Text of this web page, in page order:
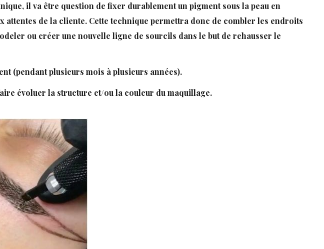
il va être question de fixer durablement un pigment sous la peau en
attentes de la cliente. Cette technique permettra donc de combler les endroits
ou créer une nouvelle ligne de sourcils dans le but de rehausser le
(pendant plusieurs mois à plusieurs années).
évoluer la structure et/ou la couleur du maquillage.